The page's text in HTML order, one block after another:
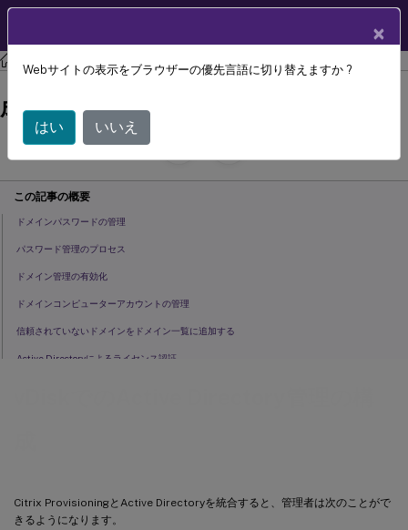
Citrix Provisioning Citrix Provisioning 2402 LTSR
Citrix ProvisioningとActive Directoryを統合すると、管理者は次のことがで
きるようになります。
vDiskでのActive Directory管理の構
成
July 29, 2024
C
この記事の概要
ドメインパスワードの管理
パスワード管理のプロセス
ドメイン管理の有効化
ドメインコンピューターアカウントの管理
信頼されていないドメインをドメイン一覧に追加する
Active Directoryによるライセンス認証
×
Webサイトの表示をブラウザーの優先言語に切り替えますか ?
はい いいえ